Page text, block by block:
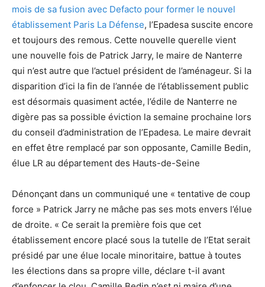
mois de sa fusion avec Defacto pour former le nouvel
établissement Paris La Défense, l’Epadesa suscite encore
et toujours des remous. Cette nouvelle querelle vient
une nouvelle fois de Patrick Jarry, le maire de Nanterre
qui n’est autre que l’actuel président de l’aménageur. Si la
disparition d’ici la fin de l’année de l’établissement public
est désormais quasiment actée, l’édile de Nanterre ne
digère pas sa possible éviction la semaine prochaine lors
du conseil d’administration de l’Epadesa. Le maire devrait
en effet être remplacé par son opposante, Camille Bedin,
élue LR au département des Hauts-de-Seine
Dénonçant dans un communiqué une « tentative de coup
force » Patrick Jarry ne mâche pas ses mots envers l’élue
de droite. « Ce serait la première fois que cet
établissement encore placé sous la tutelle de l’Etat serait
présidé par une élue locale minoritaire, battue à toutes
les élections dans sa propre ville, déclare t-il avant